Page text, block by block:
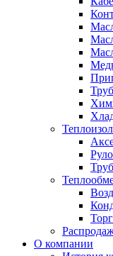
О компании